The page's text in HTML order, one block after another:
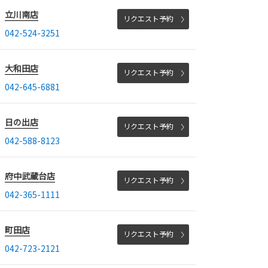
立川南店
042-524-3251
リクエスト予約
大和田店
042-645-6881
リクエスト予約
日の出店
042-588-8123
リクエスト予約
府中武蔵台店
042-365-1111
リクエスト予約
町田店
042-723-2121
リクエスト予約